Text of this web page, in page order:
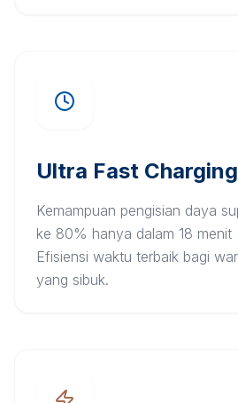
Ultra Fast Charging
Kemampuan pengisian daya
ke 80% hanya dalam 18 menit
Efisiensi waktu terbaik bagi
yang sibuk.